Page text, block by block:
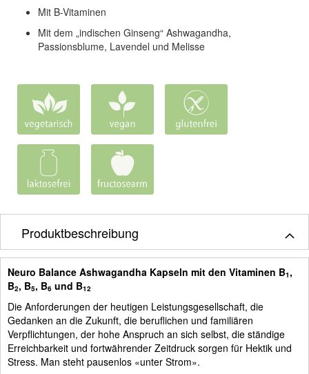
Mit B-Vitaminen
Mit dem „indischen Ginseng“ Ashwagandha,
Passionsblume, Lavendel und Melisse
Produktbeschreibung
Neuro Balance Ashwagandha Kapseln mit den Vitaminen B1,
B2, B5, B6 und B12
Die Anforderungen der heutigen Leistungsgesellschaft, die
Gedanken an die Zukunft, die beruflichen und familiären
Verpflichtungen, der hohe Anspruch an sich selbst, die ständige
Erreichbarkeit und fortwährender Zeitdruck sorgen für Hektik und
Stress. Man steht pausenlos «unter Strom».